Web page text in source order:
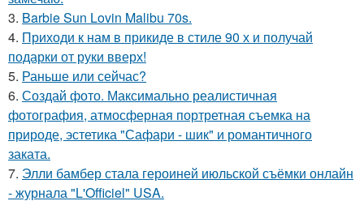
3. Barbie Sun Lovin Malibu 70s.
4. Приходи к нам в прикиде в стиле 90 х и получай
подарки от руки вверх!
5. Раньше или сейчас?
6. Создай фото. Максимально реалистичная
фотография, атмосферная портретная съемка на
природе, эстетика "Сафари - шик" и романтичного
заката.
7. Элли бамбер стала героиней июльской съёмки онлайн
- журнала "L'Officiel" USA.